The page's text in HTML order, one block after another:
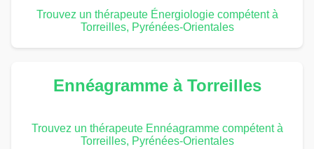
Trouvez un thérapeute Énergiologie compétent à
Torreilles, Pyrénées-Orientales
Ennéagramme à Torreilles
Trouvez un thérapeute Ennéagramme compétent à
Torreilles, Pyrénées-Orientales